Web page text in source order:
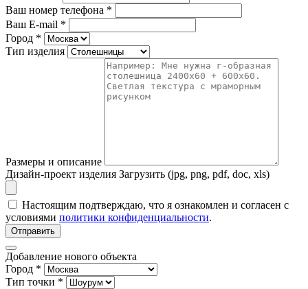
Ваш номер телефона *
Ваш E-mail *
Город *
Тип изделия
Размеры и описание
Дизайн-проект изделия Загрузить (jpg, png, pdf, doc, xls)
Настоящим подтверждаю, что я ознакомлен и согласен с
условиями политики конфиденциальности.
Отправить
Добавление нового объекта
Город *
Тип точки *